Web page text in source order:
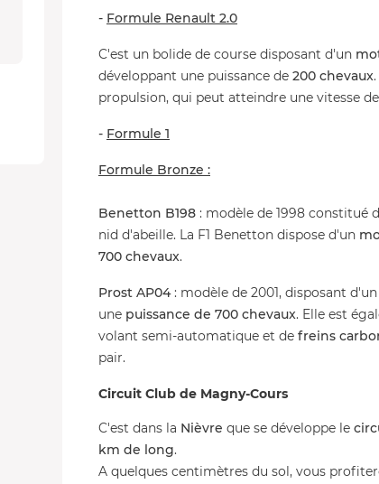
- Formule Renault 2.0
C'est un bolide de course disposant d'un
développant une puissance de 200 chevaux
propulsion, qui peut atteindre une vitesse
- Formule 1
Formule Bronze :
Benetton B198 : modèle de 1998 constitué
nid d'abeille. La F1 Benetton dispose d'un
700 chevaux.
Prost AP04: modèle de 2001, disposant d'un
une puissance de 700 chevaux. Elle est
volant semi-automatique et de freins
pair.
Circuit Club de Magny-Cours
C'est dans la Nièvre que se développe le
km de long.
A quelques centimètres du sol, vous